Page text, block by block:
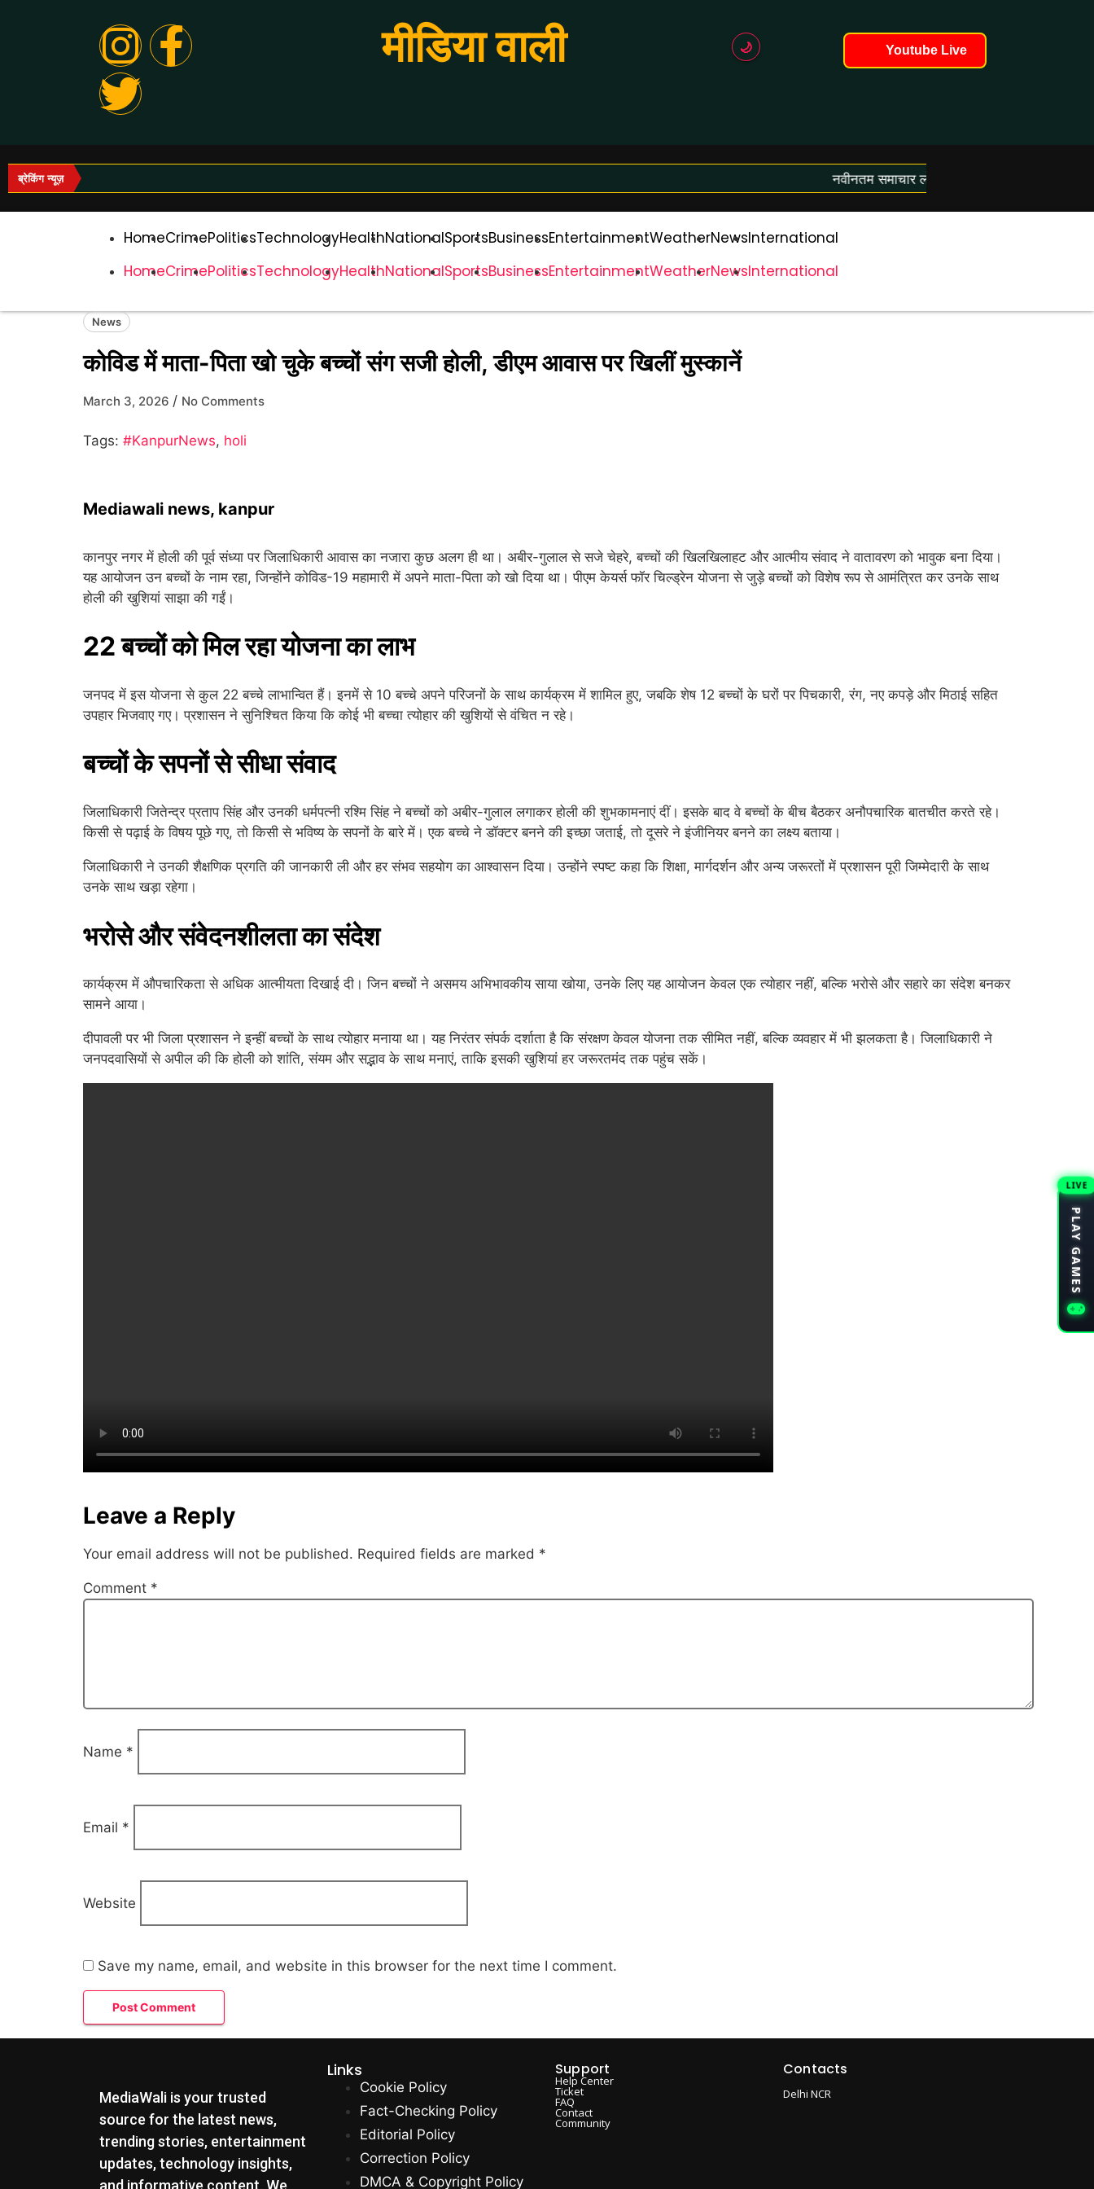
मीडिया वाली 🌙 Youtube Live
ब्रेकिंग न्यूज़ नवीनतम समाचार लोड हो रहे हैं...
HomeCrimePoliticsTechnologyHealthNationalSportsBusinessEntertainmentWeatherNewsInternational
HomeCrimePoliticsTechnologyHealthNationalSportsBusinessEntertainmentWeatherNewsInternational
News
कोविड में माता-पिता खो चुके बच्चों संग सजी होली, डीएम आवास पर खिलीं मुस्कानें
March 3, 2026 / No Comments
Tags: #KanpurNews, holi
Mediawali news, kanpur
कानपुर नगर में होली की पूर्व संध्या पर जिलाधिकारी आवास का नजारा कुछ अलग ही था। अबीर-गुलाल से सजे चेहरे, बच्चों की खिलखिलाहट और आत्मीय संवाद ने वातावरण को भावुक बना दिया।
यह आयोजन उन बच्चों के नाम रहा, जिन्होंने कोविड-19 महामारी में अपने माता-पिता को खो दिया था। पीएम केयर्स फॉर चिल्ड्रेन योजना से जुड़े बच्चों को विशेष रूप से आमंत्रित कर उनके साथ
होली की खुशियां साझा की गईं।
22 बच्चों को मिल रहा योजना का लाभ
जनपद में इस योजना से कुल 22 बच्चे लाभान्वित हैं। इनमें से 10 बच्चे अपने परिजनों के साथ कार्यक्रम में शामिल हुए, जबकि शेष 12 बच्चों के घरों पर पिचकारी, रंग, नए कपड़े और मिठाई सहित
उपहार भिजवाए गए। प्रशासन ने सुनिश्चित किया कि कोई भी बच्चा त्योहार की खुशियों से वंचित न रहे।
बच्चों के सपनों से सीधा संवाद
जिलाधिकारी जितेन्द्र प्रताप सिंह और उनकी धर्मपत्नी रश्मि सिंह ने बच्चों को अबीर-गुलाल लगाकर होली की शुभकामनाएं दीं। इसके बाद वे बच्चों के बीच बैठकर अनौपचारिक बातचीत करते रहे।
किसी से पढ़ाई के विषय पूछे गए, तो किसी से भविष्य के सपनों के बारे में। एक बच्चे ने डॉक्टर बनने की इच्छा जताई, तो दूसरे ने इंजीनियर बनने का लक्ष्य बताया।
जिलाधिकारी ने उनकी शैक्षणिक प्रगति की जानकारी ली और हर संभव सहयोग का आश्वासन दिया। उन्होंने स्पष्ट कहा कि शिक्षा, मार्गदर्शन और अन्य जरूरतों में प्रशासन पूरी जिम्मेदारी के साथ
उनके साथ खड़ा रहेगा।
भरोसे और संवेदनशीलता का संदेश
कार्यक्रम में औपचारिकता से अधिक आत्मीयता दिखाई दी। जिन बच्चों ने असमय अभिभावकीय साया खोया, उनके लिए यह आयोजन केवल एक त्योहार नहीं, बल्कि भरोसे और सहारे का संदेश बनकर
सामने आया।
दीपावली पर भी जिला प्रशासन ने इन्हीं बच्चों के साथ त्योहार मनाया था। यह निरंतर संपर्क दर्शाता है कि संरक्षण केवल योजना तक सीमित नहीं, बल्कि व्यवहार में भी झलकता है। जिलाधिकारी ने
जनपदवासियों से अपील की कि होली को शांति, संयम और सद्भाव के साथ मनाएं, ताकि इसकी खुशियां हर जरूरतमंद तक पहुंच सकें।
Leave a Reply
Your email address will not be published. Required fields are marked *
Comment *
Name *
Email *
Website
Save my name, email, and website in this browser for the next time I comment.
MediaWali is your trusted
source for the latest news,
trending stories, entertainment
updates, technology insights,
and informative content. We
Links
Cookie Policy
Fact-Checking Policy
Editorial Policy
Correction Policy
DMCA & Copyright Policy
Support
Help Center
Ticket
FAQ
Contact
Community
Contacts
Delhi NCR
LIVE
PLAY GAMES